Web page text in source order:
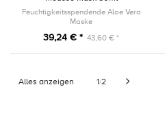
Feuchtigkeitsspendende Aloe Vera
Maske
39,24 € * 43,60 € *
Alles anzeigen 1/2